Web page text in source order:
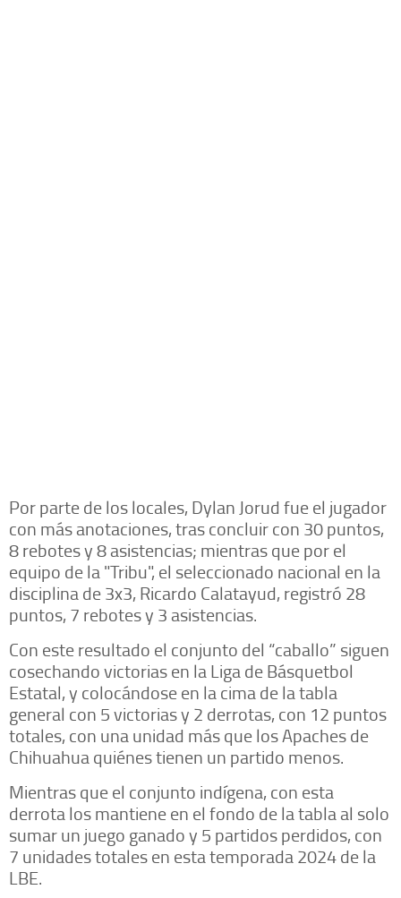
Por parte de los locales, Dylan Jorud fue el jugador
con más anotaciones, tras concluir con 30 puntos,
8 rebotes y 8 asistencias; mientras que por el
equipo de la "Tribu", el seleccionado nacional en la
disciplina de 3x3, Ricardo Calatayud, registró 28
puntos, 7 rebotes y 3 asistencias.
Con este resultado el conjunto del “caballo” siguen
cosechando victorias en la Liga de Básquetbol
Estatal, y colocándose en la cima de la tabla
general con 5 victorias y 2 derrotas, con 12 puntos
totales, con una unidad más que los Apaches de
Chihuahua quiénes tienen un partido menos.
Mientras que el conjunto indígena, con esta
derrota los mantiene en el fondo de la tabla al solo
sumar un juego ganado y 5 partidos perdidos, con
7 unidades totales en esta temporada 2024 de la
LBE.